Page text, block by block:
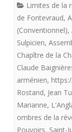
la
des
Limites de la
de Fontevraud,
(Conventionnel),
Sulpicien,
Chapître de la
Claude
arménien,
Rostand, Jean
Marianne,
ombres de la
Pouvoirs, Saint-